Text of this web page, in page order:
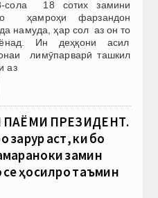
сола 18 сотих замини
ҳамроҳи фарзандон
намуда, ҳар сол аз он то
Ин деҳқони асил
лимӯпарварӣ ташкил
аз
ПАЁМИ ПРЕЗИДЕНТ.
зарур аст, ки бо
замин
ҳосилро таъмин